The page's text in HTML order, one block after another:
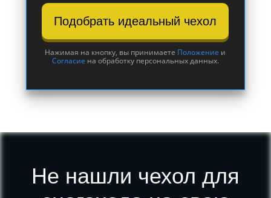
Подобрать идеальный чехол
Нажимая на кнопку, вы принимаете Положение и
Согласие на обработку персональных данных.
Не нашли чехол для